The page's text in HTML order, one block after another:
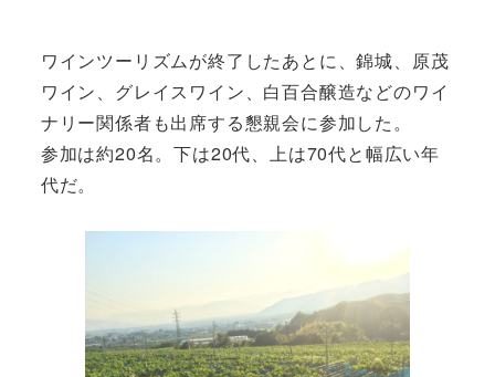
ワインツーリズムが終了したあとに、錦城、原茂
ワイン、グレイスワイン、白百合醸造などのワイ
ナリー関係者も出席する懇親会に参加した。
参加は約20名。下は20代、上は70代と幅広い年
代だ。